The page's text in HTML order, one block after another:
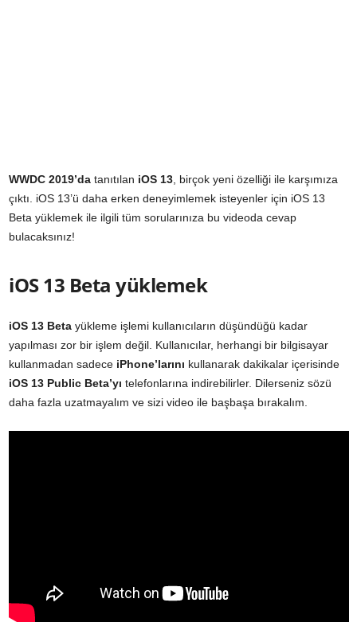
WWDC 2019’da tanıtılan iOS 13 , birçok yeni özelliği ile karşımıza
çıktı. iOS 13’ü daha erken deneyimlemek isteyenler için iOS 13
Beta yüklemek ile ilgili tüm sorularınıza bu videoda cevap
bulacaksınız!
iOS 13 Beta yüklemek
iOS 13 Beta yükleme işlemi kullanıcıların düşündüğü kadar
yapılması zor bir işlem değil. Kullanıcılar, herhangi bir bilgisayar
kullanmadan sadece iPhone’larını kullanarak dakikalar içerisinde
iOS 13 Public Beta’yı telefonlarına indirebilirler. Dilerseniz sözü
daha fazla uzatmayalım ve sizi video ile başbaşa bırakalım.